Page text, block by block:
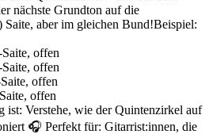
nächste Grundton auf die
Saite, aber im gleichen Bund!Beispiel:
offen
offen
offen
offen
ist: Verstehe, wie der Quintenzirkel auf
🎧 Perfekt für: Gitarrist:innen, die